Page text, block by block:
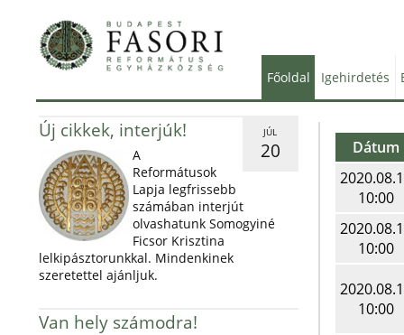
Főoldal Igehirdetés
JÚL
20
Új cikkek, interjúk!
A
Reformátusok
Lapja legfrissebb
számában interjút
olvashatunk Somogyiné
Ficsor Krisztina
lelkipásztorunkkal. Mindenkinek
szeretettel ajánljuk.
Van hely számodra!
Dátum
10:00
10:00
10:00